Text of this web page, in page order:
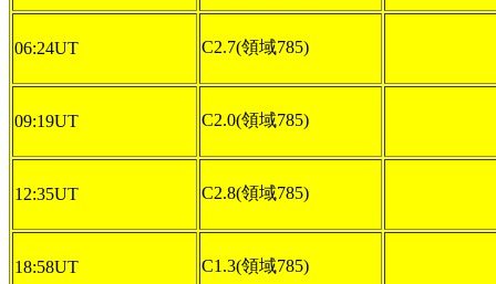
06:24UT C2.7(領域785)
09:19UT C2.0(領域785)
12:35UT C2.8(領域785)
18:58UT C1.3(領域785)